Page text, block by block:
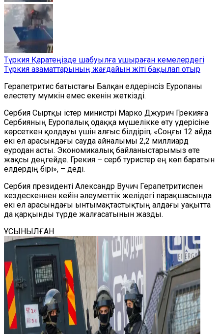
Түркия Қаратеңізде шабуылға ұшыраған кемелердегі
Түркия азаматтарының жағдайын жіті бақылап отыр
Герапетритис батыстағы Балқан елдерінсіз Еуропаны
елестету мүмкін емес екенін жеткізді.
Сербия Сыртқы істер министрі Марко Джурич Грекияға
Сербияның Еуропалық одаққа мүшелікке өту үдерісіне
көрсеткен қолдауы үшін алғыс білдіріп, «Соңғы 12 айда
екі ел арасындағы сауда айналымы 2,2 миллиард
еуродан асты. Экономикалық байланыстарымыз өте
жақсы деңгейде. Грекия – серб туристер ең көп баратын
елдердің бірі», – деді.
Сербия президенті Александр Вучич Герапетритиспен
кездескеннен кейін әлеуметтік желідегі парақшасында
екі ел арасындағы ынтымақтастықтың алдағы уақытта
да қарқынды түрде жалғасатынын жазды.
ҰСЫНЫЛҒАН